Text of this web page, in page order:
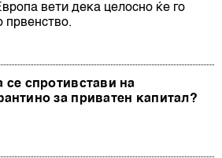
вети дека целосно ќе го
првенство.
спротивстави на
за приватен капитал?